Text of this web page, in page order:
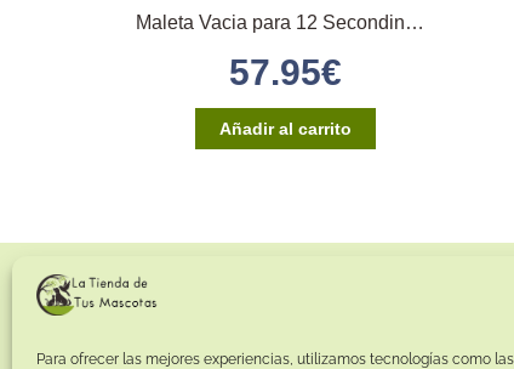
Para ofrecer las mejores experiencias, utilizamos tecnologías como
Maleta Vacia para 12 Secondinos Medios
57.95€
Añadir al carrito